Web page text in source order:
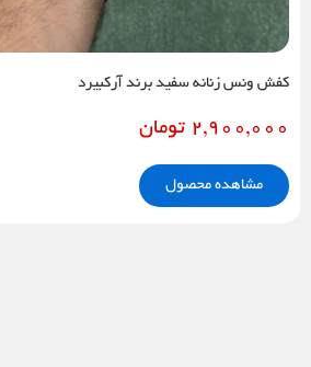
کفش ونس زنانه سفید برند آرکبیرد
2,900,000 تومان
مشاهده محصول